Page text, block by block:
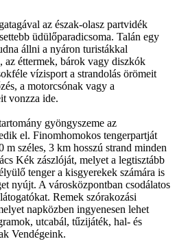
az észak-olasz partvidék
üdülőparadicsoma. Talán egy
állni a nyáron turistákkal
az éttermek, bárok vagy diszkók
vízisport a strandolás örömeit
a motorcsónak vagy a
vonzza ide.
gyöngyszeme az
el. Finomhomokos tengerpartját
széles, 3 km hosszú strand minden
Kék zászlóját, melyet a legtisztább
tenger a kisgyerekek számára is
nyújt. A városközpontban csodálatos
Remek szórakozási
napközben ingyenesen lehet
utcabál, tűzijáték, hal- és
Vendégeink.